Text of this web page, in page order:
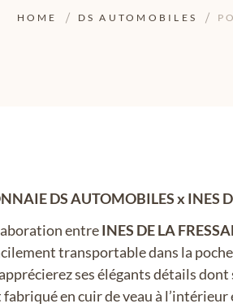
HOME DS AUTOMOBILES
DS AUTOMOBILES x INES
entreINES DE LA
transportable dans la
ses élégants détails
en cuir de veau à